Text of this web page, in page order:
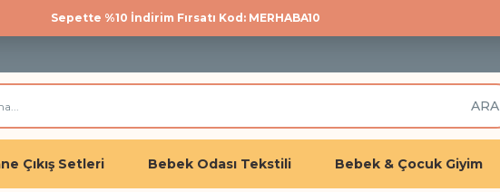
Sepette %10 İndirim Fırsatı Kod: MERHABA10
Üye olan herkese %10 İndirim
ARA
Çıkış Setleri Bebek Odası Tekstili Bebek & Çocuk Giyim